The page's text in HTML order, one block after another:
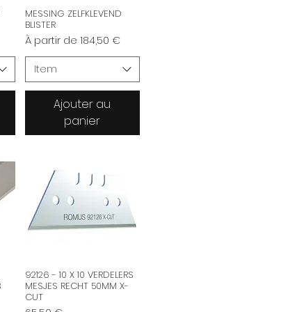
MESSING ZELFKLEVEND
BLISTER
À partir de 184,50 €
Prix promotionnel
Item
Ajouter au
panier
92126 - 10 X 10 VERDELERS
MESJES RECHT 50MM X-
CUT